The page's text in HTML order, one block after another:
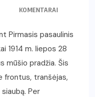
KOMENTARAI
Pirmasis pasaulinis
1914 m. liepos 28
mūšio pradžia. Šis
frontus, tranšėjas,
Per